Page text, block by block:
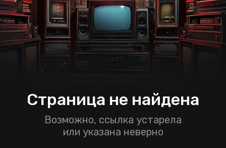
Страница не найдена
Возможно, ссылка устарела
или указана неверно